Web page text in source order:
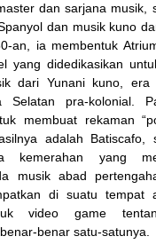
dan sarjana musik,
dan musik kuno
an, ia membentuk
yang didedikasikan
dari Yunani kuno, era
Selatan pra-kolonial.
membuat rekaman
adalah Batiscafo,
kemerahan yang
musik abad
di suatu tempat
video game
benar satu-satunya.